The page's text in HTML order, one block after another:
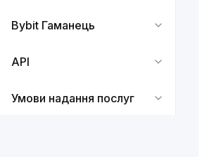
Bybit Гаманець
API
Умови надання послуг